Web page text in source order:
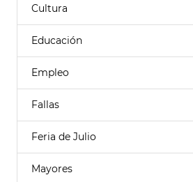
Cultura
Educación
Empleo
Fallas
Feria de Julio
Mayores